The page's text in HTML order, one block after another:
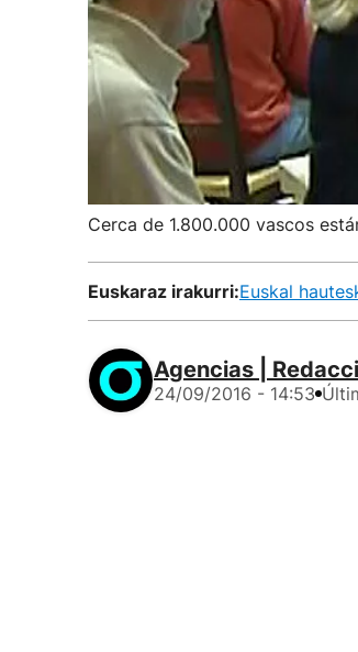
Cerca de 1.800.000 vascos
Euskaraz irakurri:Euskal
Agencias |
24/09/2016 - 14:53